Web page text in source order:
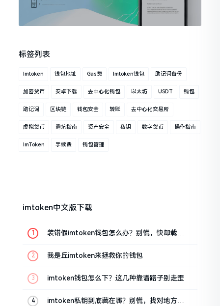
标签列表
Imtoken 钱包地址 Gas费 Imtoken钱包 助记词备份
加密货币 安卓下载 去中心化钱包 以太坊 USDT 钱包
助记词 区块链 钱包安全 转账 去中心化交易所
虚拟货币 避坑指南 资产安全 私钥 数字货币 操作指南
ImToken 手续费 钱包管理
imtoken中文版下载
装错假imtoken钱包怎么办？别慌，快卸载，
我是丘imtoken来拯救你的钱包
imtoken钱包怎么下？这几种靠谱路子别走歪
imtoken私钥到底藏在哪？别慌，找对地方才